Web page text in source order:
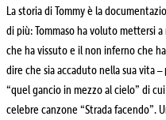
La storia di Tommy è la
di più: Tommaso ha voluto mettersi
che ha vissuto e il non inferno che
dire che sia accaduto nella sua vita –
“quel gancio in mezzo al cielo” di
celebre canzone “Strada facendo”.